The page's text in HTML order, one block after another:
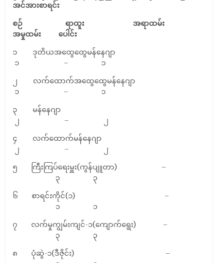
အင်အားစာရင်း
စဉ် ရာထူး အရာထမ်း
အမှုထမ်း ပေါင်း
၁ ဒုတိယအထွေထွေမန်နေဂျာ
၁ – ၁
၂ လက်ထောက်အထွေထွေမန်နေဂျာ
၁ – ၁
၃ မန်နေဂျာ
၂ – ၂
၄ လက်ထောက်မန်နေဂျာ
၂ – ၂
၅ ကြီးကြပ်ရေးမှူး(ကွန်ပျူတာ) –
၃ ၃
၆ စာရင်းကိုင်(၁) –
၁ ၁
၇ လက်မှုကျွမ်းကျင်-၁(ကျောက်ရွေး) –
၃ ၃
၈ ပုံဆွဲ-၁(ဒီဇိုင်း) –